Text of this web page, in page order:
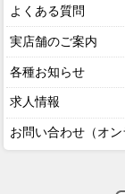
よくある質問
実店舗のご案内
各種お知らせ
求人情報
お問い合わせ（オン